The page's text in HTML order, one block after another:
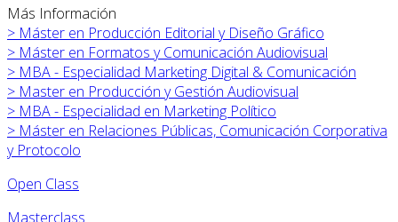
Más Información
> Máster en Producción Editorial y Diseño Gráfico
> Máster en Formatos y Comunicación Audiovisual
> MBA - Especialidad Marketing Digital & Comunicación
> Master en Producción y Gestión Audiovisual
> MBA - Especialidad en Marketing Político
> Máster en Relaciones Públicas, Comunicación Corporativa
y Protocolo
Open Class
Masterclass